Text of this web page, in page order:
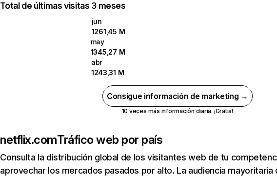
Total de últimas visitas 3 meses
jun
1261,45 M
may
1345,27 M
abr
1243,31 M
Consigue información de marketing →
10 veces más información diaria. ¡Gratis!
netflix.comTráfico web por país
Consulta la distribución global de los visitantes web de tu
aprovechar los mercados pasados por alto. La audiencia